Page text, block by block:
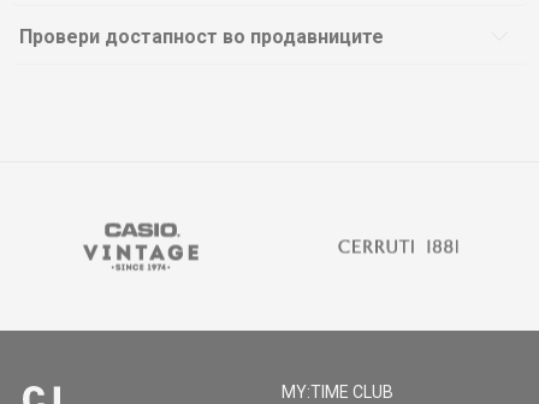
Провери достапност во продавниците
MY:TIME CLUB